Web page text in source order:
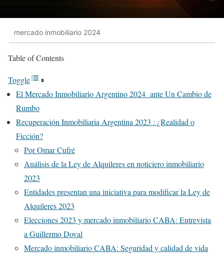
mercado inmobiliario 2024
Table of Contents
Toggle
El Mercado Inmobiliario Argentino 2024 ante Un Cambio de
Rumbo
Recuperación Inmobiliaria Argentina 2023 : ¿Realidad o
Ficción?
Por Omar Cufré
Análisis de la Ley de Alquileres en noticiero inmobiliario
2023
Entidades presentan una iniciativa para modificar la Ley de
Alquileres 2023
Elecciones 2023 y mercado inmobiliario CABA: Entrevista
a Guillermo Doval
Mercado inmobiliario CABA: Seguridad y calidad de vida